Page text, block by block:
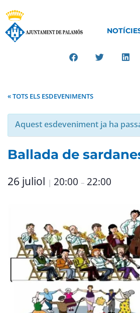
« TOTS ELS ESDEVENIMENTS
Aquest esdeveniment ja ha
Ballada de
26 juliol | 20:00 – 22:00